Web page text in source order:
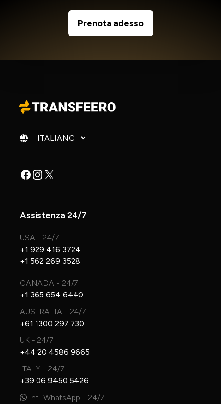
Prenota adesso
Cambia lingua
Facebook
Instagram
X
Assistenza 24/7
USA - 24/7
+1 929 416 3724
+1 562 269 3528
CANADA - 24/7
+1 365 654 6440
AUSTRALIA - 24/7
+61 1300 297 730
UK - 24/7
+44 20 4586 9665
ITALY - 24/7
+39 06 9450 5426
Intl. WhatsApp - 24/7